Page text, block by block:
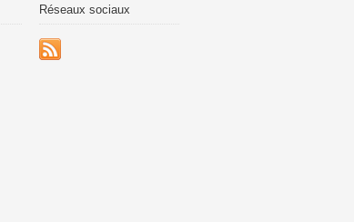
Réseaux sociaux